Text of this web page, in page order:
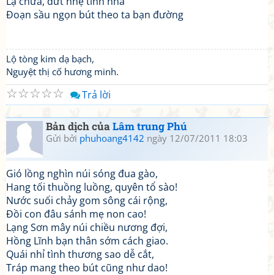
Đoạn sầu ngọn bút theo ta bạn đường
Lộ tòng kim dạ bạch,
Nguyệt thị cố hương minh.
☆
☆
☆
☆
☆ Trả lời
Bản dịch củaLâm trung Phú
Gửi bởi phuhoang4142 ngày 12/07/2011 18:03
Gió lồng nghìn núi sóng đua gào,
Hang tối thuồng luồng, quyên tổ sào!
Nước suối chảy gom sông cái rộng,
Đồi con đâu sánh mẹ non cao!
Lạng Sơn mây núi chiều nương đợi,
Hồng Lĩnh bạn thân sớm cách giao.
Quái nhỉ tình thương sao dễ cắt,
Tráp mang theo bút cũng như dao!